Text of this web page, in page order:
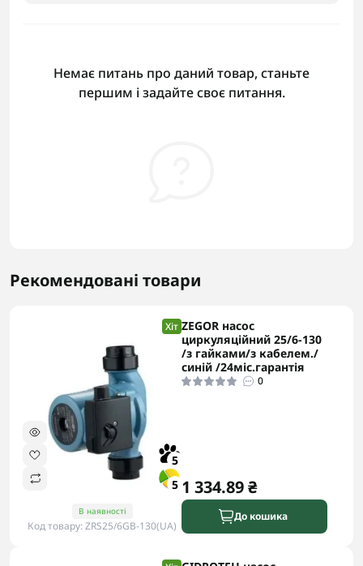
Немає питань про даний товар, станьте
першим і задайте своє питання.
Рекомендовані товари
Хіт
5
5
В наявності
Код товару: ZRS25/6GB-130(UA)
ZEGOR насос
циркуляційний 25/6-130
/з гайками/з кабелем./
синій /24міс.гарантія
0
1 334.89 ₴
До кошика